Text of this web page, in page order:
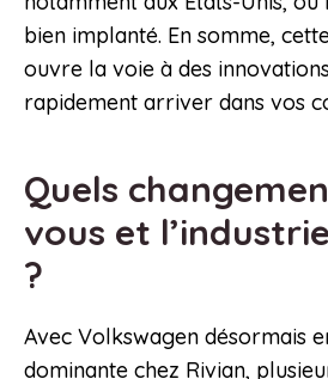
bien implanté. En somme,
ouvre la voie à des
rapidement arriver dans vos
Quels
vous et
?
Avec Volkswagen désormais
dominante chez Rivian,